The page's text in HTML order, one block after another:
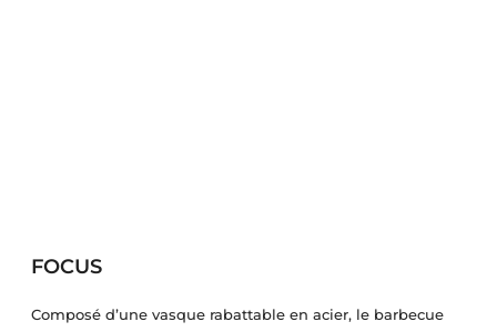
FOCUS
Composé d’une vasque rabattable en acier, le barbecue